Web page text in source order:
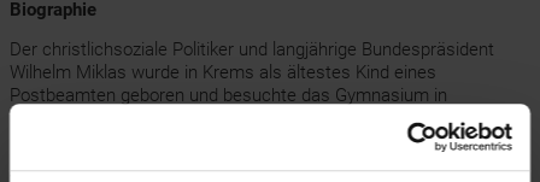
Biographie
Der christlichsoziale Politiker und langjährige Bundespräsident
Wilhelm Miklas wurde in Krems als ältestes Kind eines
Postbeamten geboren und besuchte das Gymnasium in
Seitenstetten. Er studierte in Wien Geografie, Geschichte und
Germanistik und trat nach der Promotion 1895 in den Schuldienst.